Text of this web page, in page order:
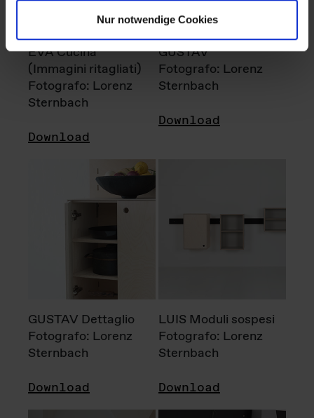
Nur notwendige Cookies
EVA Cucina
(Immagini ritagliati)
Fotografo: Lorenz
Sternbach
Download
GUSTAV
Fotografo: Lorenz
Sternbach
Download
GUSTAV Dettaglio
Fotografo: Lorenz
Sternbach
Download
LUIS Moduli sospesi
Fotografo: Lorenz
Sternbach
Download